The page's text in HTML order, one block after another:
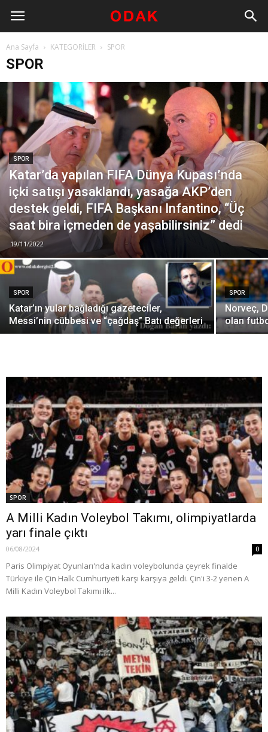
Ana Sayfa KATEGORİLER SPOR
SPOR
SPOR
Katar’da yapılan FIFA Dünya Kupası’nda
içki satışı yasaklandı, yasağa AKP’den
destek geldi, FIFA Başkanı Infantino, “Üç
saat bira içmeden de yaşabilirsiniz” dedi
19/11/2022
SPOR
Katar’ın yular bağladığı gazeteciler,
Messi’nin cübbesi ve “çağdaş” Batı değerleri
SPOR
Norveç,
olan
SPOR
A Milli Kadın Voleybol Takımı, olimpiyatlarda
yarı finale çıktı
06/08/2024 0
Paris Olimpiyat Oyunları'nda kadın voleybolunda çeyrek finalde
Türkiye ile Çin Halk Cumhuriyeti karşı karşıya geldi. Çin'i 3-2 yenen A
Milli Kadın Voleybol Takımı ilk...